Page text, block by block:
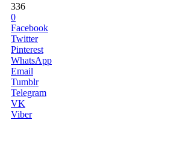
336
0
Facebook
Twitter
Pinterest
WhatsApp
Email
Tumblr
Telegram
VK
Viber